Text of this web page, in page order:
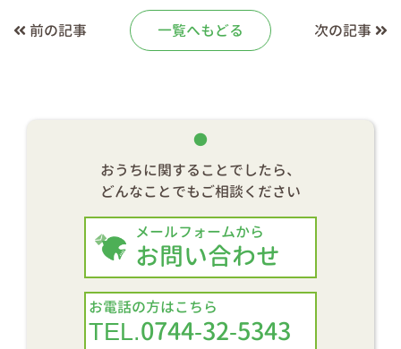
前の記事 一覧へもどる 次の記事
おうちに関することでしたら、
どんなことでもご相談ください
メールフォームから
お問い合わせ
お電話の方はこちら
TEL.0744-32-5343